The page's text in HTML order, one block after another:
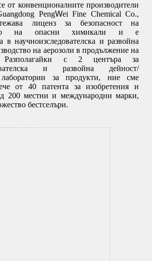
от конвенционалните производители
PengWei Fine Chemical Co.,
лиценз за безопасност на
на опасни химикали и е
в научноизследователска и развойна
на аерозоли в продължение на
с 2 центъра за
и развойна дейност/
лаборатории за продукти, ние сме
от 40 патента за изобретения и
200 местни и международни марки,
бестселъри.